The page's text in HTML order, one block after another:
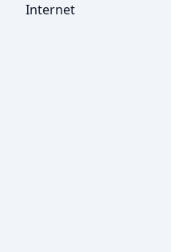
Internet